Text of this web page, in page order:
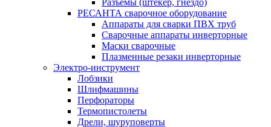
Разъемы (штекер, гнездо)
РЕСАНТА сварочное оборудование
Аппараты для сварки ПВХ труб
Сварочные аппараты инверторные
Маски сварочные
Плазменные резаки инверторные
Электро-инструмент
Лобзики
Шлифмашины
Перфораторы
Термопистолеты
Дрели, шуруповерты